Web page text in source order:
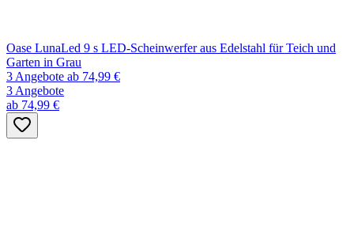
Oase LunaLed 9 s LED-Scheinwerfer aus Edelstahl für Teich und
Garten in Grau
3 Angebote ab 74,99 €
3 Angebote
ab 74,99 €